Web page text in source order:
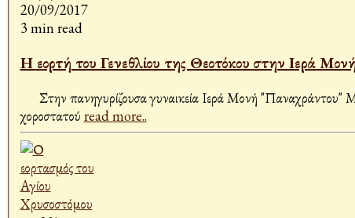
20/09/2017
3 min read
Η εορτή του Γενεθλίου της Θεοτόκου στην Ιερά
Στην πανηγυρίζουσα γυναικεία Ιερά Μονή "Παναχράντου"
χοροστατού read more..